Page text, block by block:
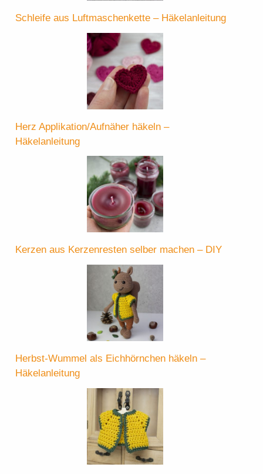
Schleife aus Luftmaschenkette – Häkelanleitung
Herz Applikation/Aufnäher häkeln –
Häkelanleitung
Kerzen aus Kerzenresten selber machen – DIY
Herbst-Wummel als Eichhörnchen häkeln –
Häkelanleitung